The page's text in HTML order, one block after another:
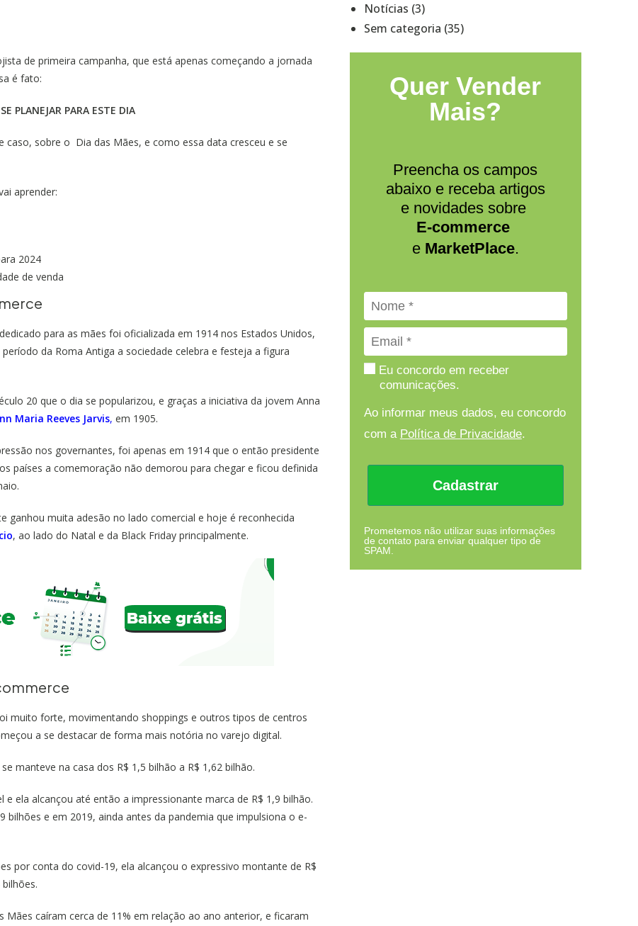
de primeira campanha, que está apenas começando a jornada
é fato:
PLANEJAR PARA ESTE DIA
sobre o Dia das Mães, e como essa data cresceu e se
aprender:
2024
de venda
para as mães foi oficializada em 1914 nos Estados Unidos,
da Roma Antiga a sociedade celebra e festeja a figura
20 que o dia se popularizou, e graças a iniciativa da jovem Anna
Maria Reeves Jarvis, em 1905.
nos governantes, foi apenas em 1914 que o então presidente
países a comemoração não demorou para chegar e ficou definida
ganhou muita adesão no lado comercial e hoje é reconhecida
, ao lado do Natal e da Black Friday principalmente.
muito forte, movimentando shoppings e outros tipos de centros
a se destacar de forma mais notória no varejo digital.
manteve na casa dos R$ 1,5 bilhão a R$ 1,62 bilhão.
ela alcançou até então a impressionante marca de R$ 1,9 bilhão.
bilhões e em 2019, ainda antes da pandemia que impulsiona o e-
por conta do covid-19, ela alcançou o expressivo montante de R$
caíram cerca de 11% em relação ao ano anterior, e ficaram
Notícias (3)
Sem categoria (35)
Quer Vender
Mais?
Preencha os campos
abaixo e receba artigos
e novidades sobre
E-commerce
e MarketPlace.
Eu concordo em receber
comunicações.
Ao informar meus dados, eu concordo
com a Política de Privacidade.
Cadastrar
Prometemos não utilizar suas informações
de contato para enviar qualquer tipo de
SPAM.